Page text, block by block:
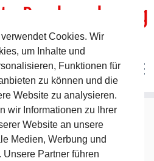
um Pommelsbrunn
Tag:28. Juli 2025
Cookies. Wir
um Inhalte und
Funktionen für
zu können und die
Website zu analysieren.
wir Informationen zu Ihrer
Website an unsere
Medien, Werbung und
Unsere Partner führen